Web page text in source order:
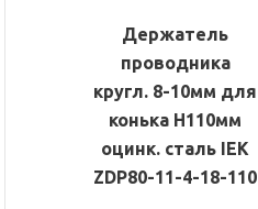
Держатель
проводника
кругл. 8-10мм для
конька H110мм
оцинк. сталь IEK
ZDP80-11-4-18-110